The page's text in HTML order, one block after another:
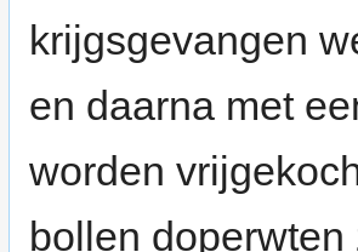
krijgsgevangen
en daarna met
worden
bollen